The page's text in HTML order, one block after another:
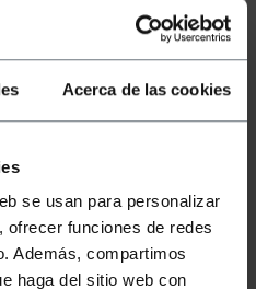
Acerca de las cookies
se usan para personalizar
funciones de redes
Además, compartimos
haga del sitio web con
20 cm de long, idéal pour
Il dispose d'un
C-LP-Male à une
N-Femelle à l'autre,
et de qualité. C'est
qui ont besoin de
des connecteurs Hirose